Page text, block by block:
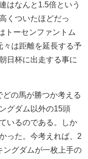
はなんと1.5倍という
くついたほどだっ
トーセンファントム
々は距離を延長する予
日杯に出走する事に
の馬が勝つか考える
グダム以外の15頭
いるのである。しか
った。今考えれば、2
ングダムが一枚上手の